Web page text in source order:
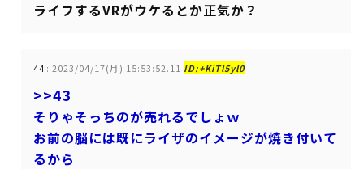
ライフするVRがウケるとか正気か？
44 : 2023/04/17(月) 15:53:52.11 ID:+KiTl5yl0
>>43
そりゃそっちのが売れるでしょｗ
お前の脳には既にライザのイメージが焼き付いて
るから